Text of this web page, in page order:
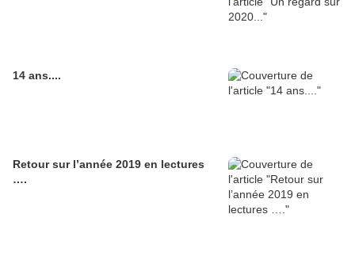
14 ans....
Retour sur l’année 2019 en lectures
….